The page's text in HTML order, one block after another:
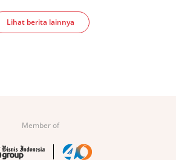
Lihat berita lainnya
Member of